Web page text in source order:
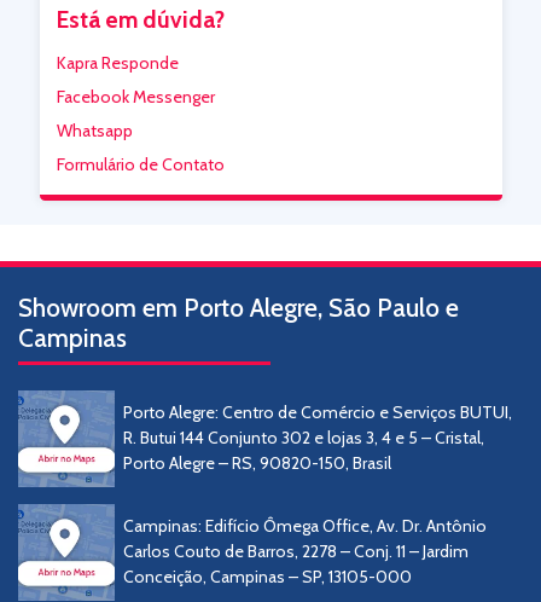
Está em dúvida?
Kapra Responde
Facebook Messenger
Whatsapp
Formulário de Contato
Showroom em Porto Alegre, São Paulo e
Campinas
Porto Alegre: Centro de Comércio e Serviços BUTUI,
R. Butui 144 Conjunto 302 e lojas 3, 4 e 5 – Cristal,
Porto Alegre – RS, 90820-150, Brasil
Campinas: Edifício Ômega Office, Av. Dr. Antônio
Carlos Couto de Barros, 2278 – Conj. 11 – Jardim
Conceição, Campinas – SP, 13105-000